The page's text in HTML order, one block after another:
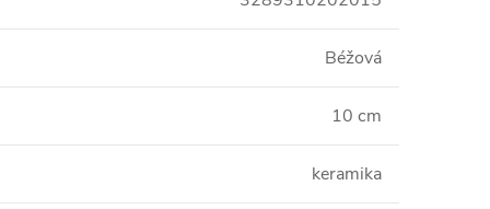
Béžová
10 cm
keramika